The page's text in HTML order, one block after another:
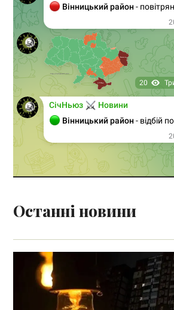
Останні новини